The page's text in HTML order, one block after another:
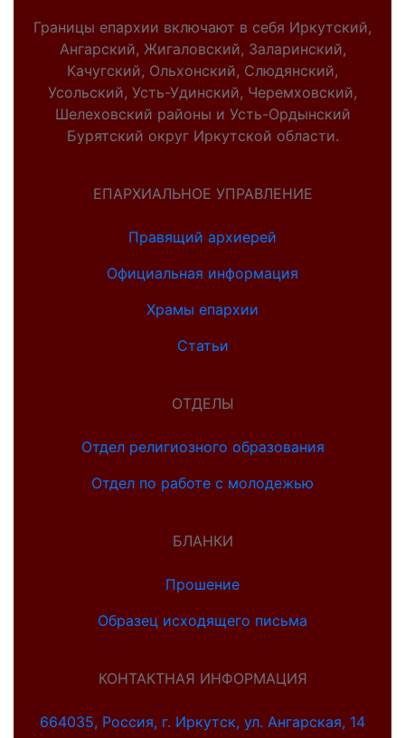
Границы епархии включают в себя Иркутский,
Ангарский, Жигаловский, Заларинский,
Качугский, Ольхонский, Слюдянский,
Усольский, Усть-Удинский, Черемховский,
Шелеховский районы и Усть-Ордынский
Бурятский округ Иркутской области.
ЕПАРХИАЛЬНОЕ УПРАВЛЕНИЕ
Правящий архиерей
Официальная информация
Храмы епархии
Статьи
ОТДЕЛЫ
Отдел религиозного образования
Отдел по работе с молодежью
БЛАНКИ
Прошение
Образец исходящего письма
КОНТАКТНАЯ ИНФОРМАЦИЯ
664035, Россия, г. Иркутск, ул. Ангарская, 14